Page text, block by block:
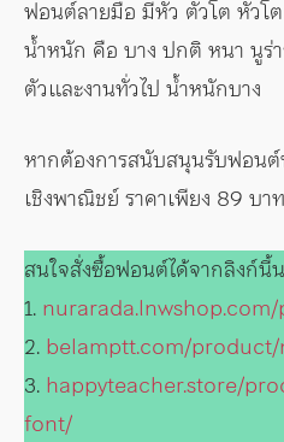
ฟอนต์ลายมือ มีหัว ตัวโต หัวโ
น้ำหนัก คือ บาง ปกติ หนา นูร่
ตัวและงานทั่วไป น้ำหนักบาง
หากต้องการสนับสนุนรับฟอน
เชิงพาณิชย์ ราคาเพียง 89 บา
สนใจสั่งซื้อฟอนต์ได้จากลิงก์นี้
1. nurarada.lnwshop.com/
2. belamptt.com/
3. happyteacher.store/
font/